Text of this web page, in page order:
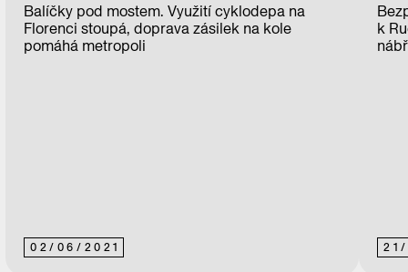
02/ 06/ 2021
Balíčky pod mostem. Využití cyklodepa na
Florenci stoupá, doprava zásilek na kole
pomáhá metropoli
21/
k